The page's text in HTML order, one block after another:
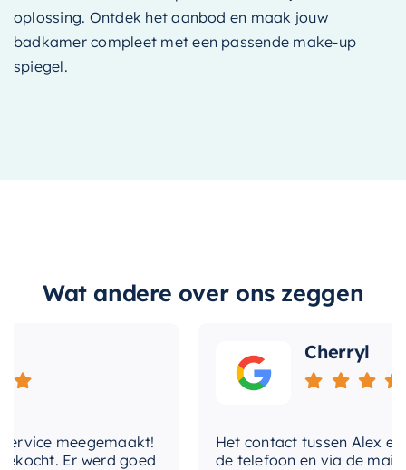
oplossing. Ontdek het aanbod en maak jouw
badkamer compleet met een passende make-up
spiegel.
Wat andere over ons zeggen
meegemaakt!
Er werd goed
Cherryl
Het contact tussen Alex en ik
de telefoon en via de mail,